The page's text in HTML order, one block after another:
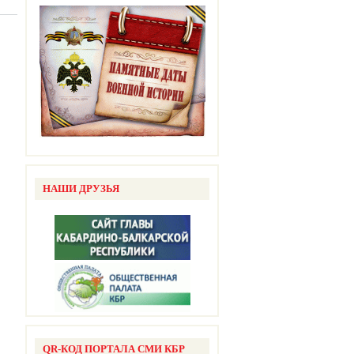
НАШИ ДРУЗЬЯ
QR-КОД ПОРТАЛА СМИ КБР